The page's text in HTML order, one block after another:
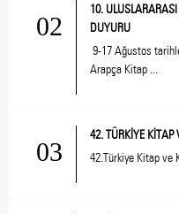
02
10.
DUYURU
9-17 Ağustos
Arapça Kitap ...
03
42. TÜRKİYE
42.Türkiye Kitap ve